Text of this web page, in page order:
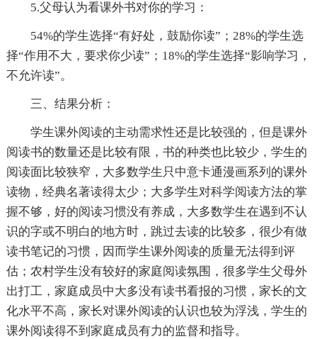
5.父母认为看课外书对你的学习：
54%的学生选择“有好处，鼓励你读”；28%的学生选
择“作用不大，要求你少读”；18%的学生选择“影响学习，
不允许读”。
三、结果分析：
学生课外阅读的主动需求性还是比较强的，但是课外
阅读书的数量还是比较有限，书的种类也比较少，学生的
阅读面比较狭窄，大多数学生只中意卡通漫画系列的课外
读物，经典名著读得太少；大多学生对科学阅读方法的掌
握不够，好的阅读习惯没有养成，大多数学生在遇到不认
识的字或不明白的地方时，跳过去读的比较多，很少有做
读书笔记的习惯，因而学生课外阅读的质量无法得到评
估；农村学生没有较好的家庭阅读氛围，很多学生父母外
出打工，家庭成员中大多没有读书看报的习惯，家长的文
化水平不高，家长对课外阅读的认识也较为浮浅，学生的
课外阅读得不到家庭成员有力的监督和指导。